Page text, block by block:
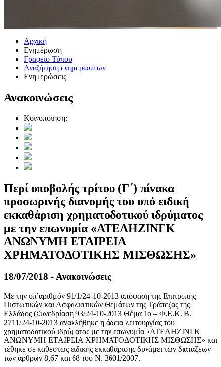
Αρχική
Ενημέρωση
Γραφείο Τύπου
Αναζήτηση ενημερώσεων
Ενημερώσεις
Ανακοινώσεις
Κοινοποίηση:
Περί υποβολής τρίτου (Γ΄) πίνακα
προσωρινής διανομής του υπό ειδική
εκκαθάριση χρηματοδοτικού ιδρύματος
με την επωνυμία «ΑΤΕΛΗΖΙΝΓΚ
ΑΝΩΝΥΜΗ ΕΤΑΙΡΕΙΑ
ΧΡΗΜΑΤΟΔΟΤΙΚΗΣ ΜΙΣΘΩΣΗΣ»
18/07/2018 - Ανακοινώσεις
Με την υπ΄αριθμόν 91/1/24-10-2013 απόφαση της Επιτροπής
Πιστωτικών και Ασφαλιστικών Θεμάτων της Τράπεζας της
Ελλάδος (Συνεδρίαση 93/24-10-2013 Θέμα 1ο – Φ.Ε.Κ. Β.
2711/24-10-2013 ανακλήθηκε η άδεια λειτουργίας του
χρηματοδοτικού ιδρύματος με την επωνυμία «ΑΤΕΛΗΖΙΝΓΚ
ΑΝΩΝΥΜΗ ΕΤΑΙΡΕΙΑ ΧΡΗΜΑΤΟΔΟΤΙΚΗΣ ΜΙΣΘΩΣΗΣ» και
τέθηκε σε καθεστώς ειδικής εκκαθάρισης δυνάμει των διατάξεων
των άρθρων 8,67 και 68 του Ν. 3601/2007.